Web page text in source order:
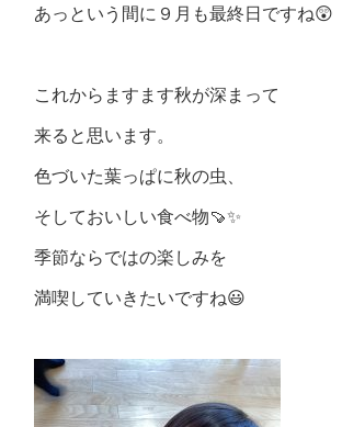
あっという間に９月も最終日ですね😲
これからますます秋が深まって
来ると思います。
色づいた葉っぱに秋の虫、
そしておいしい食べ物🍠✨
季節ならではの楽しみを
満喫していきたいですね😃